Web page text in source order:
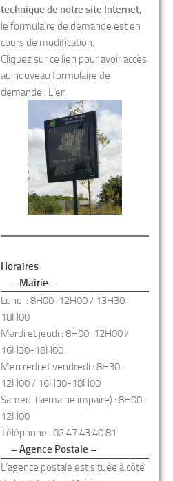
technique de notre site Internet,
le formulaire de demande est en
cours de modification.
Cliquez sur ce lien pour avoir accès
au nouveau formulaire de
demande : Lien
Horaires
– Mairie –
Lundi : 8H00-12H00 / 13H30-
18H00
Mardi et jeudi : 8H00-12H00 /
16H30-18H00
Mercredi et vendredi : 8H30-
12H00 / 16H30-18H00
Samedi (semaine impaire) : 8H00-
12H00
Téléphone : 02 47 43 40 81
– Agence Postale –
L’agence postale est située à côté